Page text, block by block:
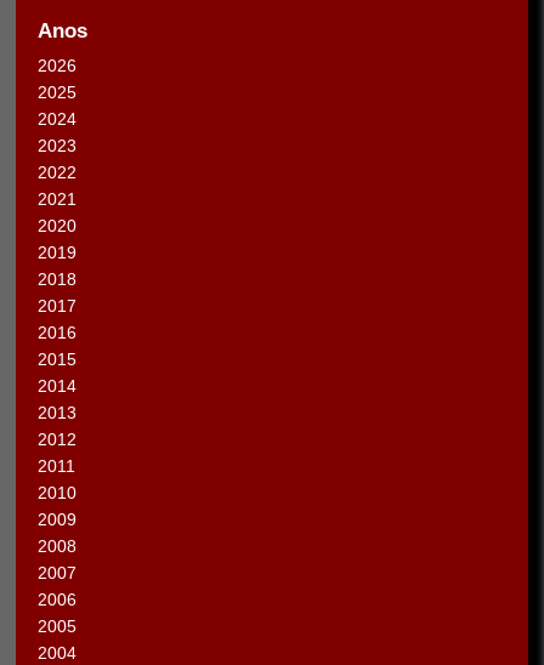
Anos
2026
2025
2024
2023
2022
2021
2020
2019
2018
2017
2016
2015
2014
2013
2012
2011
2010
2009
2008
2007
2006
2005
2004